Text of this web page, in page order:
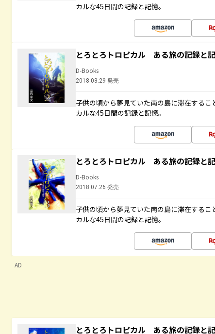
カルな45日間の記録と記憶。
とろとろトロピカル ある旅の記録と
D-Books
2018.03.29 発売
子供の頃から夢見ていた南の島に滞在する
カルな45日間の記録と記憶。
とろとろトロピカル ある旅の記録と
D-Books
2018.07.26 発売
子供の頃から夢見ていた南の島に滞在する
カルな45日間の記録と記憶。
AD
とろとろトロピカル ある旅の記録と